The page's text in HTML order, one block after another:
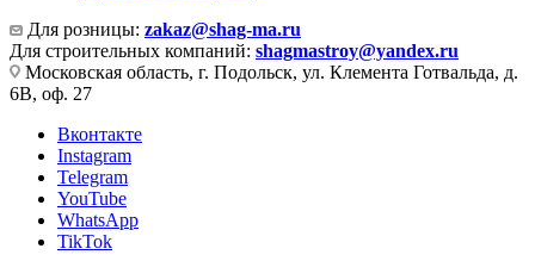
Для розницы: zakaz@shag-ma.ru
Для строительных компаний: shagmastroy@yandex.ru
Московская область, г. Подольск, ул. Клемента Готвальда, д.
6В, оф. 27
Вконтакте
Instagram
Telegram
YouTube
WhatsApp
TikTok